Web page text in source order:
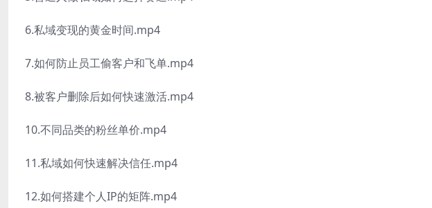
6.私域变现的黄金时间.mp4
7.如何防止员工偷客户和飞单.mp4
8.被客户删除后如何快速激活.mp4
10.不同品类的粉丝单价.mp4
11.私域如何快速解决信任.mp4
12.如何搭建个人IP的矩阵.mp4